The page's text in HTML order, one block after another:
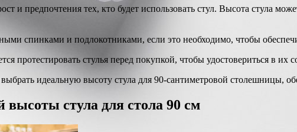
и предпочтения тех, кто будет использовать стул. Высота стула
спинками и подлокотниками, если это необходимо, чтобы
протестировать стулья перед покупкой, чтобы удостовериться в
идеальную высоту стула для 90-сантиметровой столешницы,
стула для стола 90 см